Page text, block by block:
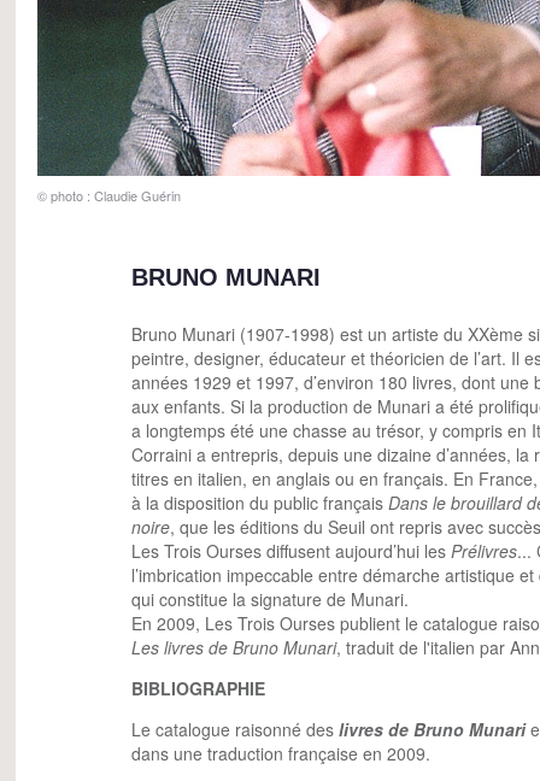
© photo : Claudie Guérin
BRUNO MUNARI
Bruno Munari (1907-1998) est un artiste du XXème
peintre, designer, éducateur et théoricien de l’art. Il
années 1929 et 1997, d’environ 180 livres, dont une
aux enfants. Si la production de Munari a été
a longtemps été une chasse au trésor, y compris en
Corraini a entrepris, depuis une dizaine d’années, la
titres en italien, en anglais ou en français. En
à la disposition du public français Dans le brouillard
noire, que les éditions du Seuil ont repris avec
Les Trois Ourses diffusent aujourd’hui les Prélivres...
l’imbrication impeccable entre démarche artistique
qui constitue la signature de Munari.
En 2009, Les Trois Ourses publient le catalogue
Les livres de Bruno Munari, traduit de l'italien par
BIBLIOGRAPHIE
Le catalogue raisonné des livres de Bruno Munari
dans une traduction française en 2009.